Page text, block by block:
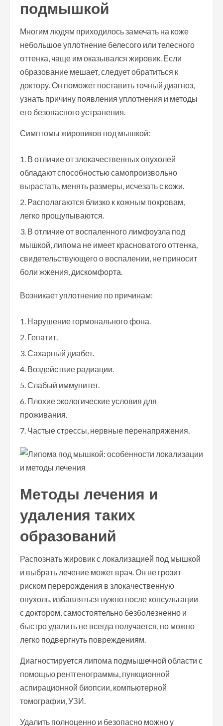
подмышкой
Многим людям приходилось замечать на коже
небольшое уплотнение белесого или телесного
оттенка, чаще им оказывался жировик. Если
образование мешает, следует обратиться к
доктору. Он поможет поставить точный диагноз,
узнать причину появления уплотнения и методы
его безопасного устранения.
Симптомы жировиков под мышкой:
В отличие от злокачественных опухолей
обладают способностью самопроизвольно
вырастать, менять размеры, исчезать с кожи.
Располагаются близко к кожным покровам,
легко прощупываются.
В отличие от воспаленного лимфоузла под
мышкой, липома не имеет красноватого оттенка,
свидетельствующего о воспалении, не приносит
боли жжения, дискомфорта.
Возникает уплотнение по причинам:
Нарушение гормонального фона.
Гепатит.
Сахарный диабет.
Воздействие радиации.
Слабый иммунитет.
Плохие экологические условия для
проживания.
Частые стрессы, нервные перенапряжения.
Методы лечения и
удаления таких
образований
Распознать жировик с локализацией под мышкой
и выбрать лечение может врач. Он не грозит
риском перерождения в злокачественную
опухоль, избавляться нужно после консультации
с доктором, самостоятельно безболезненно и
быстро удалить не всегда получается, но можно
легко подвергнуть повреждениям.
Диагностируется липома подмышечной области с
помощью рентгенограммы, пункционной
аспирационной биопсии, компьютерной
томографии, УЗИ.
Удалить полноценно и безопасно можно у